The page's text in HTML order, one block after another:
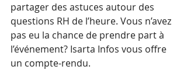
partager des astuces autour des
questions RH de l’heure. Vous n’avez
pas eu la chance de prendre part à
l’événement? Isarta Infos vous offre
un compte-rendu.